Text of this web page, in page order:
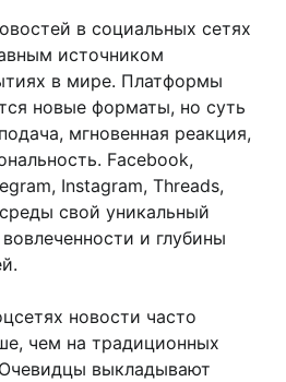
в социальных сетях
источником
в мире. Платформы
новые форматы, но суть
мгновенная реакция,
Facebook,
Instagram, Threads,
свой уникальный
и глубины
новости часто
чем на традиционных
выкладывают